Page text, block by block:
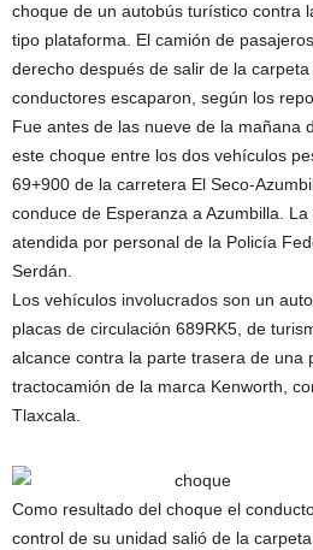
choque de un autobús turístico contra
tipo plataforma. El camión de
derecho después de salir de la
conductores escaparon, según los
Fue antes de las nueve de la mañana
este choque entre los dos vehículos
69+900 de la carretera El Seco-
conduce de Esperanza a Azumbilla.
atendida por personal de la Policía
Serdán.
Los vehículos involucrados son un
placas de circulación 689RK5, de
alcance contra la parte trasera de una
tractocamión de la marca Kenworth,
Tlaxcala.
Como resultado del choque el
control de su unidad salió de la